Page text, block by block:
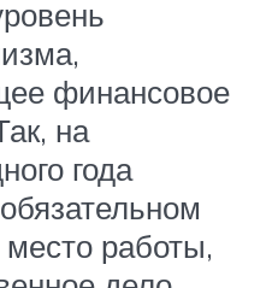
финансовое
на
года
работы,